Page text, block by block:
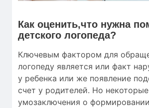
Как оценить,что нужна
детского логопеда?
Ключевым фактором для
логопеду является или факт
у ребенка или же появление
счет у родителей. Но некоторые
умозаключения о